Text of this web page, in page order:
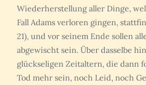
Wiederherstellung aller Dinge,
Fall Adams verloren gingen,
21), und vor seinem Ende sollen
abgewischt sein. Über dasselbe
glückseligen Zeitaltern, die dann
Tod mehr sein, noch Leid, noch